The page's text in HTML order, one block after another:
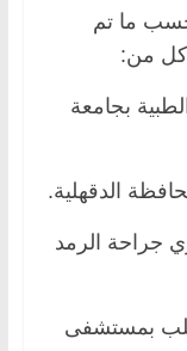
ما تم
كل من:
بجامعة
الدقهلية.
جراحة الرمد
بمستشفى